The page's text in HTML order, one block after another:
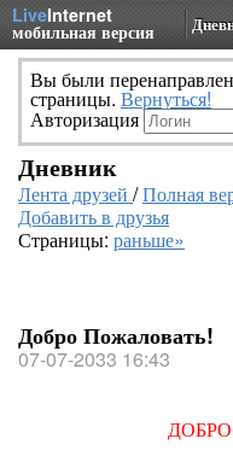
LiveInternet
мобильная версия
Вы были
страницы. Вернуться!
Авторизация
Дневник
Лента друзей /Полная
Добавить в друзья
Страницы: раньше»
Добро Пожаловать!
07-07-2033 16:43